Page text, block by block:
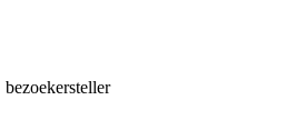
bezoekersteller